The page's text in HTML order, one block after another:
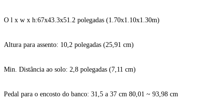
O l x w x h:67x43.3x51.2 polegadas (1.70x1.10x1.30m)
Altura para assento: 10,2 polegadas (25,91 cm)
Min. Distância ao solo: 2,8 polegadas (7,11 cm)
Pedal para o encosto do banco: 31,5 a 37 cm 80,01 ~ 93,98 cm